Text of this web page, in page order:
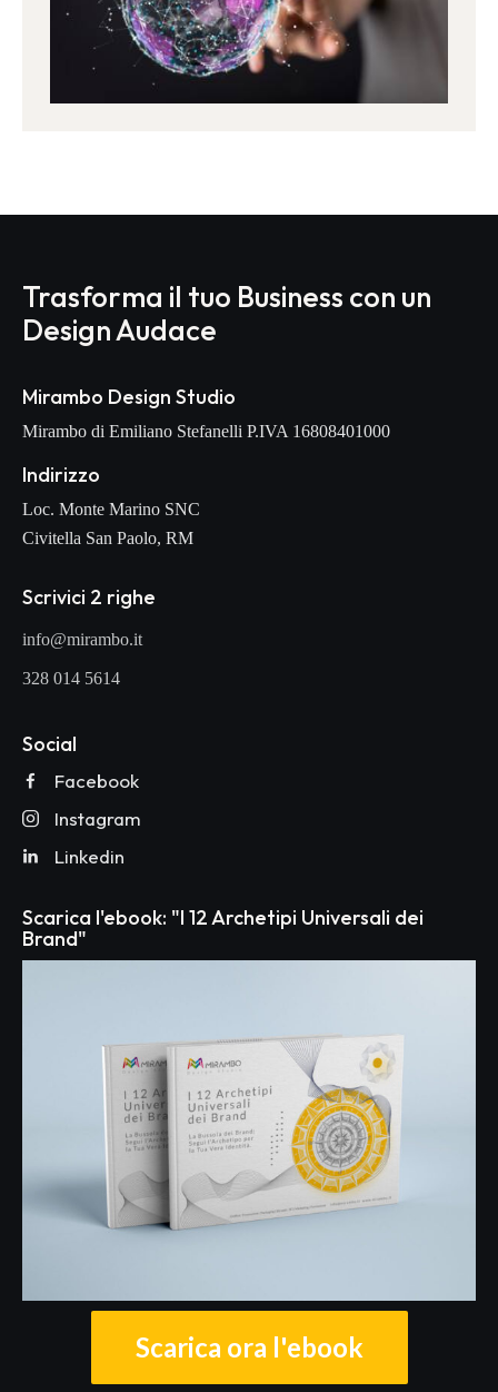
Trasforma il tuo Business con un
Design Audace
Mirambo Design Studio
Mirambo di Emiliano Stefanelli P.IVA 16808401000
Indirizzo
Loc. Monte Marino SNC
Civitella San Paolo, RM
Scrivici 2 righe
info@mirambo.it
328 014 5614
Social
Facebook
Instagram
Linkedin
Scarica l'ebook: "I 12 Archetipi Universali dei
Brand"
Scarica ora l'ebook